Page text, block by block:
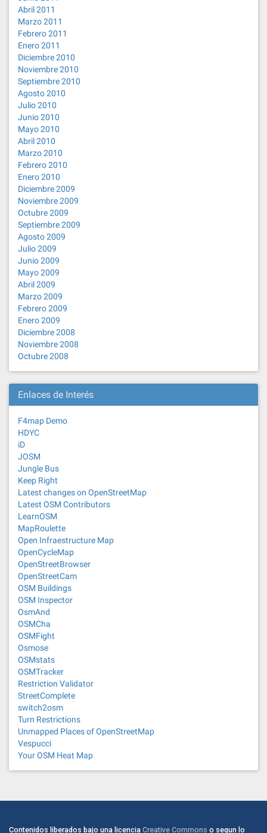
Abril 2011
Marzo 2011
Febrero 2011
Enero 2011
Diciembre 2010
Noviembre 2010
Septiembre 2010
Agosto 2010
Julio 2010
Junio 2010
Mayo 2010
Abril 2010
Marzo 2010
Febrero 2010
Enero 2010
Diciembre 2009
Noviembre 2009
Octubre 2009
Septiembre 2009
Agosto 2009
Julio 2009
Junio 2009
Mayo 2009
Abril 2009
Marzo 2009
Febrero 2009
Enero 2009
Diciembre 2008
Noviembre 2008
Octubre 2008
Enlaces de Interés
F4map Demo
HDYC
iD
JOSM
Jungle Bus
Keep Right
Latest changes on OpenStreetMap
Latest OSM Contributors
LearnOSM
MapRoulette
Open Infraestructure Map
OpenCycleMap
OpenStreetBrowser
OpenStreetCam
OSM Buildings
OSM Inspector
OsmAnd
OSMCha
OSMFight
Osmose
OSMstats
OSMTracker
Restriction Validator
StreetComplete
switch2osm
Turn Restrictions
Unmapped Places of OpenStreetMap
Vespucci
Your OSM Heat Map
Contenidos liberados bajo una licencia Creative Commons o segun lo